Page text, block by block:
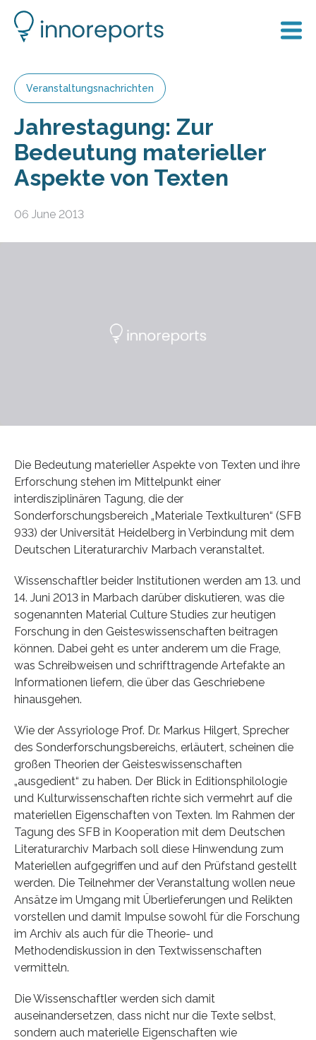
Veranstaltungsnachrichten
Jahrestagung: Zur
Bedeutung materieller
Aspekte von Texten
06 June 2013
Die Bedeutung materieller Aspekte von Texten und ihre
Erforschung stehen im Mittelpunkt einer
interdisziplinären Tagung, die der
Sonderforschungsbereich „Materiale Textkulturen“ (SFB
933) der Universität Heidelberg in Verbindung mit dem
Deutschen Literaturarchiv Marbach veranstaltet.
Wissenschaftler beider Institutionen werden am 13. und
14. Juni 2013 in Marbach darüber diskutieren, was die
sogenannten Material Culture Studies zur heutigen
Forschung in den Geisteswissenschaften beitragen
können. Dabei geht es unter anderem um die Frage,
was Schreibweisen und schrifttragende Artefakte an
Informationen liefern, die über das Geschriebene
hinausgehen.
Wie der Assyriologe Prof. Dr. Markus Hilgert, Sprecher
des Sonderforschungsbereichs, erläutert, scheinen die
großen Theorien der Geisteswissenschaften
„ausgedient“ zu haben. Der Blick in Editionsphilologie
und Kulturwissenschaften richte sich vermehrt auf die
materiellen Eigenschaften von Texten. Im Rahmen der
Tagung des SFB in Kooperation mit dem Deutschen
Literaturarchiv Marbach soll diese Hinwendung zum
Materiellen aufgegriffen und auf den Prüfstand gestellt
werden. Die Teilnehmer der Veranstaltung wollen neue
Ansätze im Umgang mit Überlieferungen und Relikten
vorstellen und damit Impulse sowohl für die Forschung
im Archiv als auch für die Theorie- und
Methodendiskussion in den Textwissenschaften
vermitteln.
Die Wissenschaftler werden sich damit
auseinandersetzen, dass nicht nur die Texte selbst,
sondern auch materielle Eigenschaften wie